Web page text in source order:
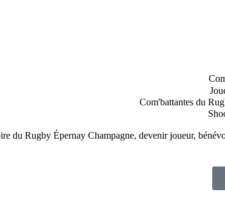
du Rugby Épernay Champagne, devenir joueur,